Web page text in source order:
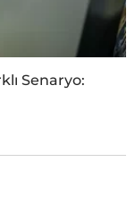
Senaryo: